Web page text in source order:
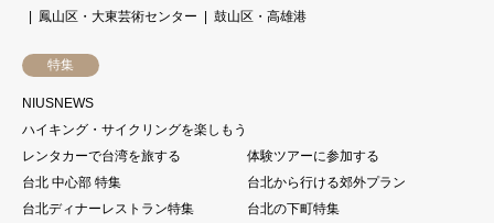
鳳山区・大東芸術センター
鼓山区・高雄港
特集
NIUSNEWS
ハイキング・サイクリングを楽しもう
レンタカーで台湾を旅する
体験ツアーに参加する
台北 中心部 特集
台北から行ける郊外プラン
台北ディナーレストラン特集
台北の下町特集